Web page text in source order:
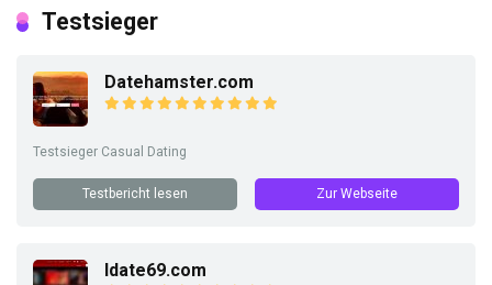
Testsieger
Datehamster.com
Testsieger Casual Dating
Testbericht lesen Zur Webseite
Idate69.com